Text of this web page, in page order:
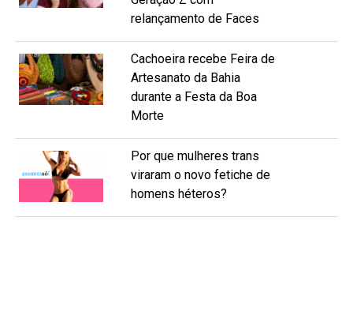
relançamento de Faces
Cachoeira recebe Feira de
Artesanato da Bahia
durante a Festa da Boa
Morte
Por que mulheres trans
viraram o novo fetiche de
homens héteros?